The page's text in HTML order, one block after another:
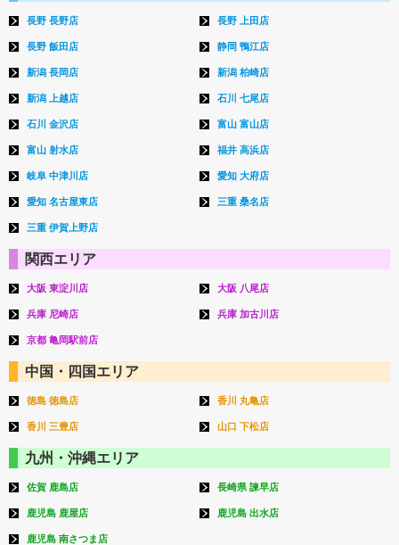
長野 長野店 長野 上田店
長野 飯田店 静岡 鴨江店
新潟 長岡店 新潟 柏崎店
新潟 上越店 石川 七尾店
石川 金沢店 富山 富山店
富山 射水店 福井 高浜店
岐阜 中津川店 愛知 大府店
愛知 名古屋東店 三重 桑名店
三重 伊賀上野店
関西エリア
大阪 東淀川店 大阪 八尾店
兵庫 尼崎店 兵庫 加古川店
京都 亀岡駅前店
中国・四国エリア
徳島 徳島店 香川 丸亀店
香川 三豊店 山口 下松店
九州・沖縄エリア
佐賀 鹿島店 長崎県 諫早店
鹿児島 鹿屋店 鹿児島 出水店
鹿児島 南さつま店